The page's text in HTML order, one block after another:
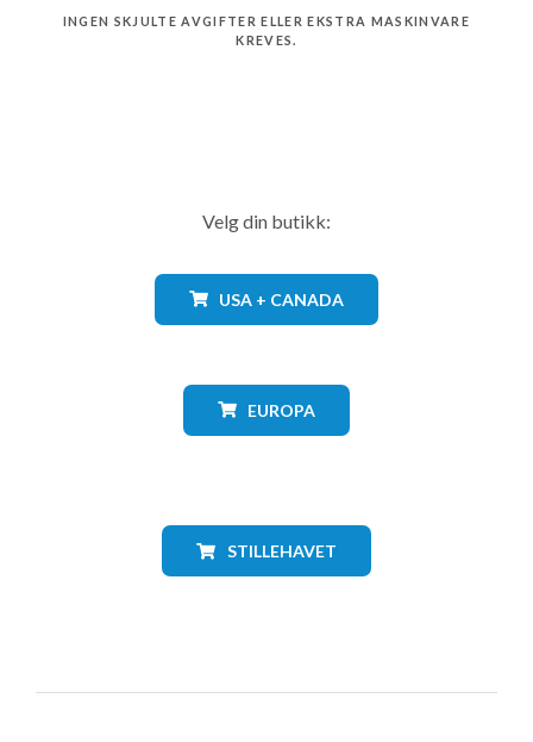
INGEN SKJULTE AVGIFTER ELLER EKSTRA MASKINVARE
KREVES.
Velg din butikk:
USA + CANADA
EUROPA
STILLEHAVET